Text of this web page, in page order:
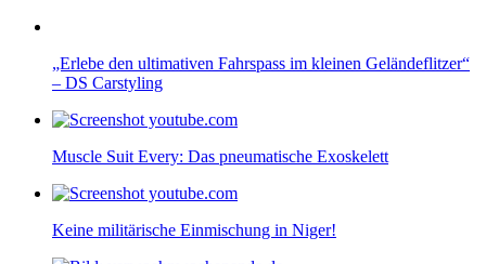
„Erlebe den ultimativen Fahrspass im kleinen Geländeflitzer“
– DS Carstyling
Muscle Suit Every: Das pneumatische Exoskelett
Keine militärische Einmischung in Niger!